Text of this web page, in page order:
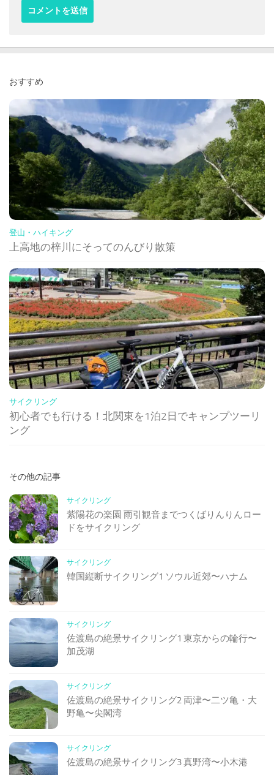
おすすめ
登山・ハイキング
上高地の梓川にそってのんびり散策
サイクリング
初心者でも行ける！北関東を1泊2日でキャンプツーリ
ング
その他の記事
サイクリング
紫陽花の楽園 雨引観音までつくばりんりんロー
ドをサイクリング
サイクリング
韓国縦断サイクリング1 ソウル近郊〜ハナム
サイクリング
佐渡島の絶景サイクリング1 東京からの輪行〜
加茂湖
サイクリング
佐渡島の絶景サイクリング2 両津〜二ツ亀・大
野亀〜尖閣湾
サイクリング
佐渡島の絶景サイクリング3 真野湾〜小木港